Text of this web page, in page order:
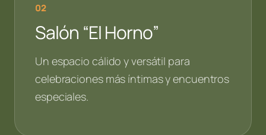
02
Salón “El Horno”
Un espacio cálido y versátil para
celebraciones más íntimas y encuentros
especiales.